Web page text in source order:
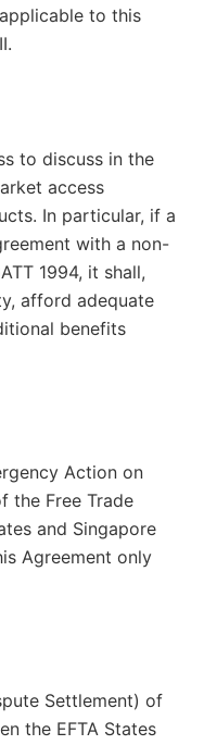
to this
to discuss in the
access
In particular, if a
with a non-
1994, it shall,
afford adequate
benefits
Action on
the Free Trade
and Singapore
Agreement only
Settlement) of
the EFTA States